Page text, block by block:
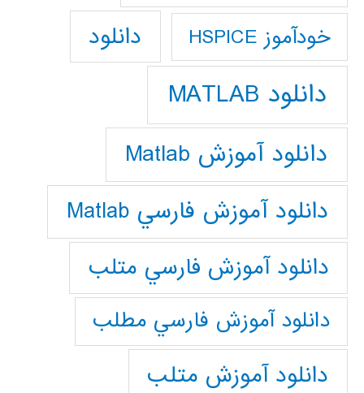
خودآموز HSPICE دانلود
دانلود MATLAB
دانلود آموزش Matlab
دانلود آموزش فارسي Matlab
دانلود آموزش فارسي متلب
دانلود آموزش فارسي مطلب
دانلود آموزش متلب